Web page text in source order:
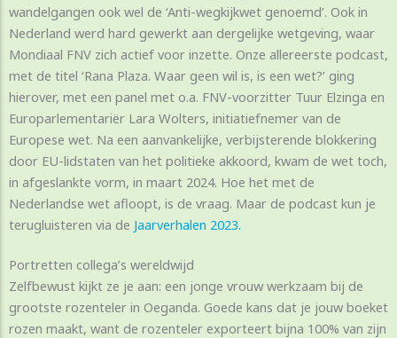
wandelgangen ook wel de ‘Anti-wegkijkwet genoemd’. Ook in
Nederland werd hard gewerkt aan dergelijke wetgeving, waar
Mondiaal FNV zich actief voor inzette. Onze allereerste podcast,
met de titel ‘Rana Plaza. Waar geen wil is, is een wet?’ ging
hierover, met een panel met o.a. FNV-voorzitter Tuur Elzinga en
Europarlementariër Lara Wolters, initiatiefnemer van de
Europese wet. Na een aanvankelijke, verbijsterende blokkering
door EU-lidstaten van het politieke akkoord, kwam de wet toch,
in afgeslankte vorm, in maart 2024. Hoe het met de
Nederlandse wet afloopt, is de vraag. Maar de podcast kun je
terugluisteren via de Jaarverhalen 2023.
Portretten collega’s wereldwijd
Zelfbewust kijkt ze je aan: een jonge vrouw werkzaam bij de
grootste rozenteler in Oeganda. Goede kans dat je jouw boeket
rozen maakt, want de rozenteler exporteert bijna 100% van zijn